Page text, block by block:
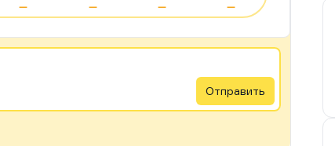
— — — —
Отправить